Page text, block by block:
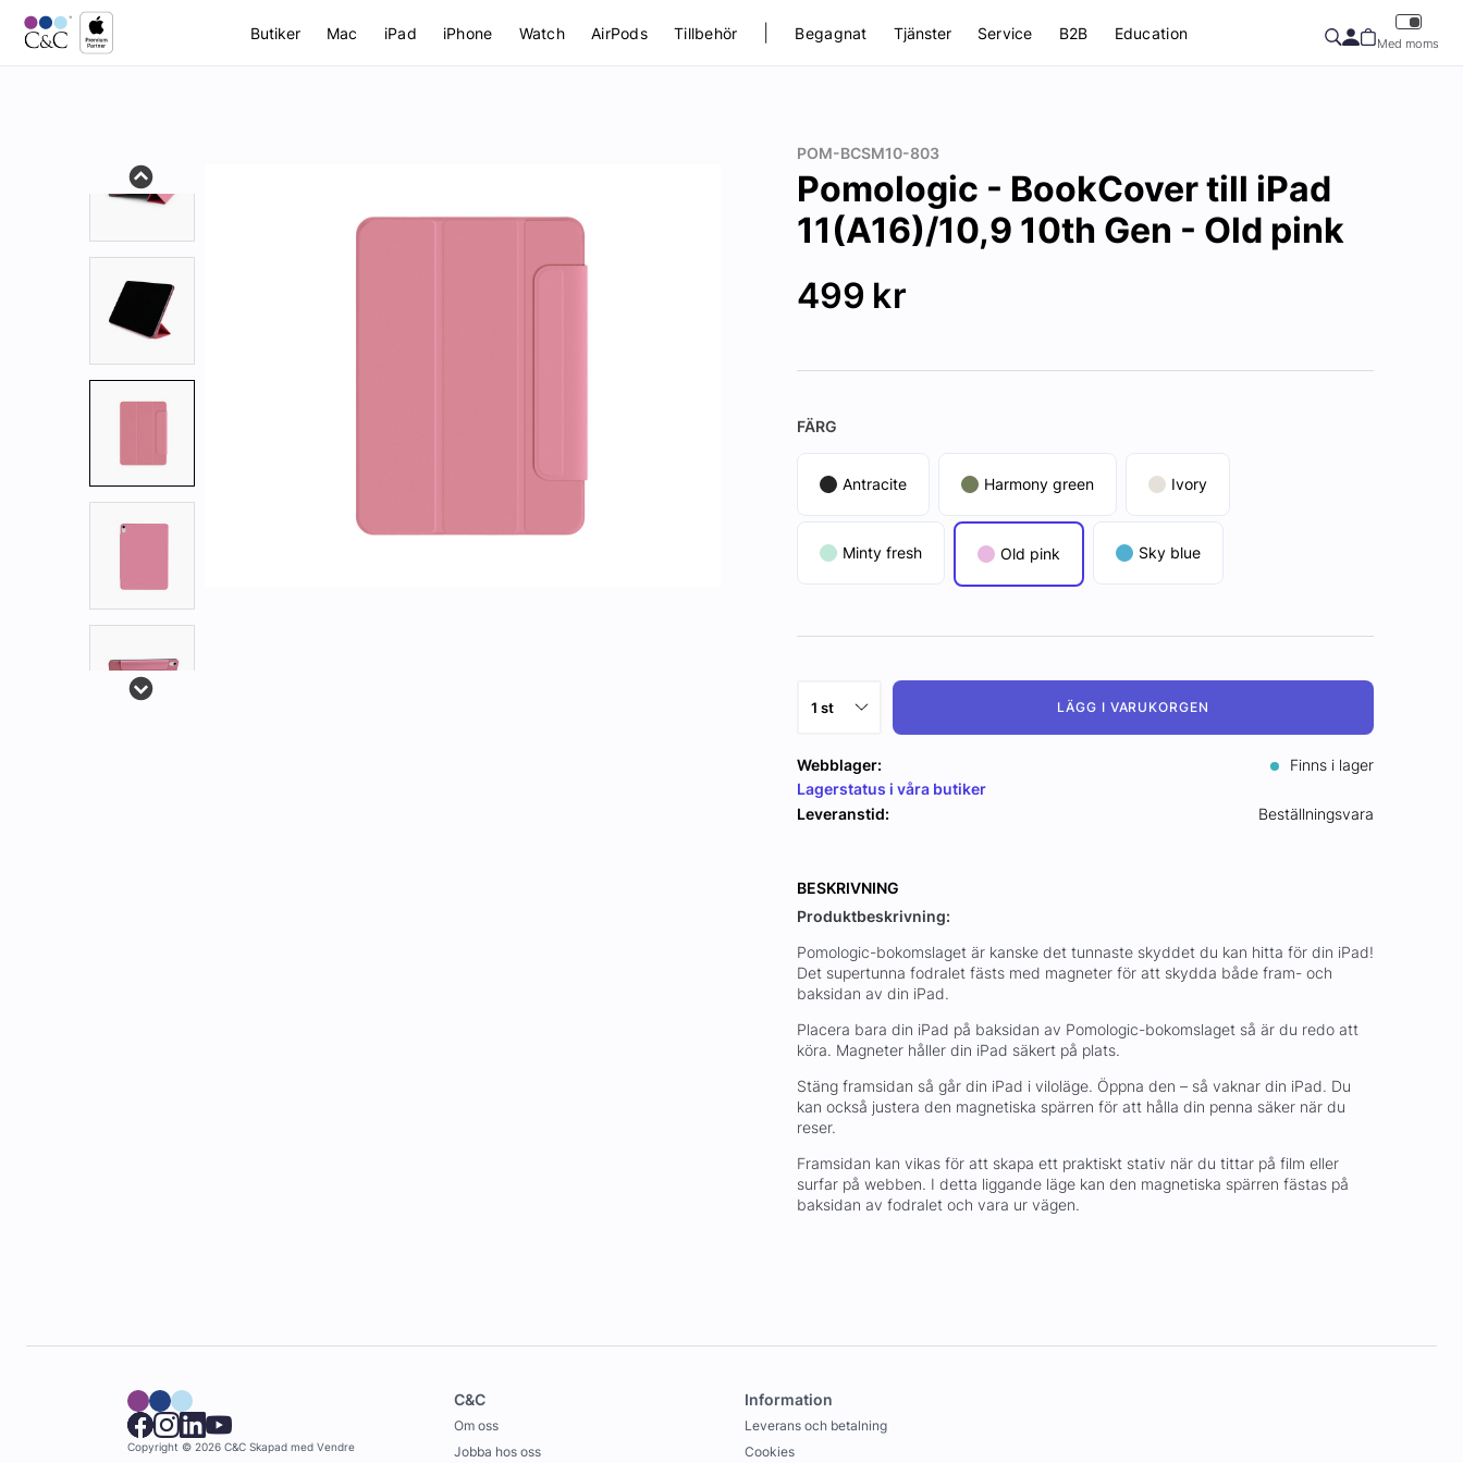
Butiker Mac iPad iPhone Watch AirPods Tillbehör Begagnat Tjänster Service B2B Education
Med moms
POM-BCSM10-803
Pomologic - BookCover till iPad
11(A16)/10,9 10th Gen - Old pink
499 kr
FÄRG
Antracite Harmony green Ivory
Minty fresh Old pink Sky blue
LÄGG I VARUKORGEN
Webblager:
Finns i lager
Lagerstatus i våra butiker
Leveranstid:
Beställningsvara
BESKRIVNING
Produktbeskrivning:
Pomologic-bokomslaget är kanske det tunnaste skyddet du kan hitta för din iPad!
Det supertunna fodralet fästs med magneter för att skydda både fram- och
baksidan av din iPad.
Placera bara din iPad på baksidan av Pomologic-bokomslaget så är du redo att
köra. Magneter håller din iPad säkert på plats.
Stäng framsidan så går din iPad i viloläge. Öppna den – så vaknar din iPad. Du
kan också justera den magnetiska spärren för att hålla din penna säker när du
reser.
Framsidan kan vikas för att skapa ett praktiskt stativ när du tittar på film eller
surfar på webben. I detta liggande läge kan den magnetiska spärren fästas på
baksidan av fodralet och vara ur vägen.
Copyright © 2026 C&C Skapad med Vendre
C&C
Om oss
Jobba hos oss
Information
Leverans och betalning
Cookies